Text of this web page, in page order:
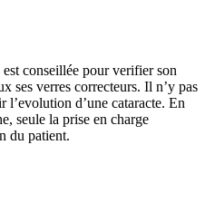
conseillée pour verifier son
ses verres correcteurs. Il n’y pas
l’evolution d’une cataracte. En
seule la prise en charge
du patient.